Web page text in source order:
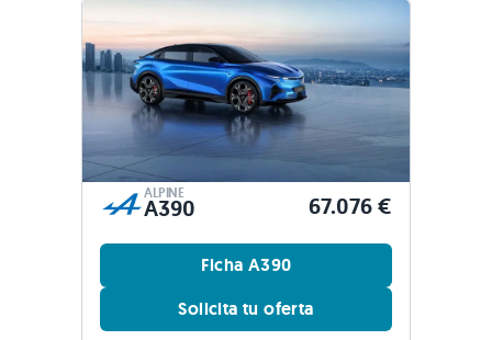
ALPINE
A390 67.076 €
Ficha A390
Solicita tu oferta